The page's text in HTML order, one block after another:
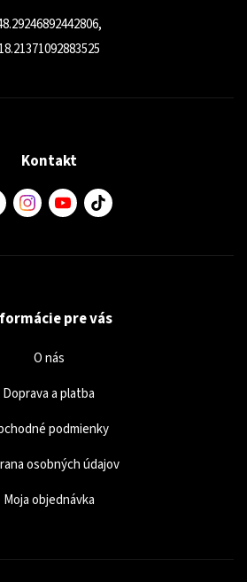
18.21371092883525
Kontakt
pre vás
O nás
Doprava a platba
podmienky
osobných údajov
Moja objednávka